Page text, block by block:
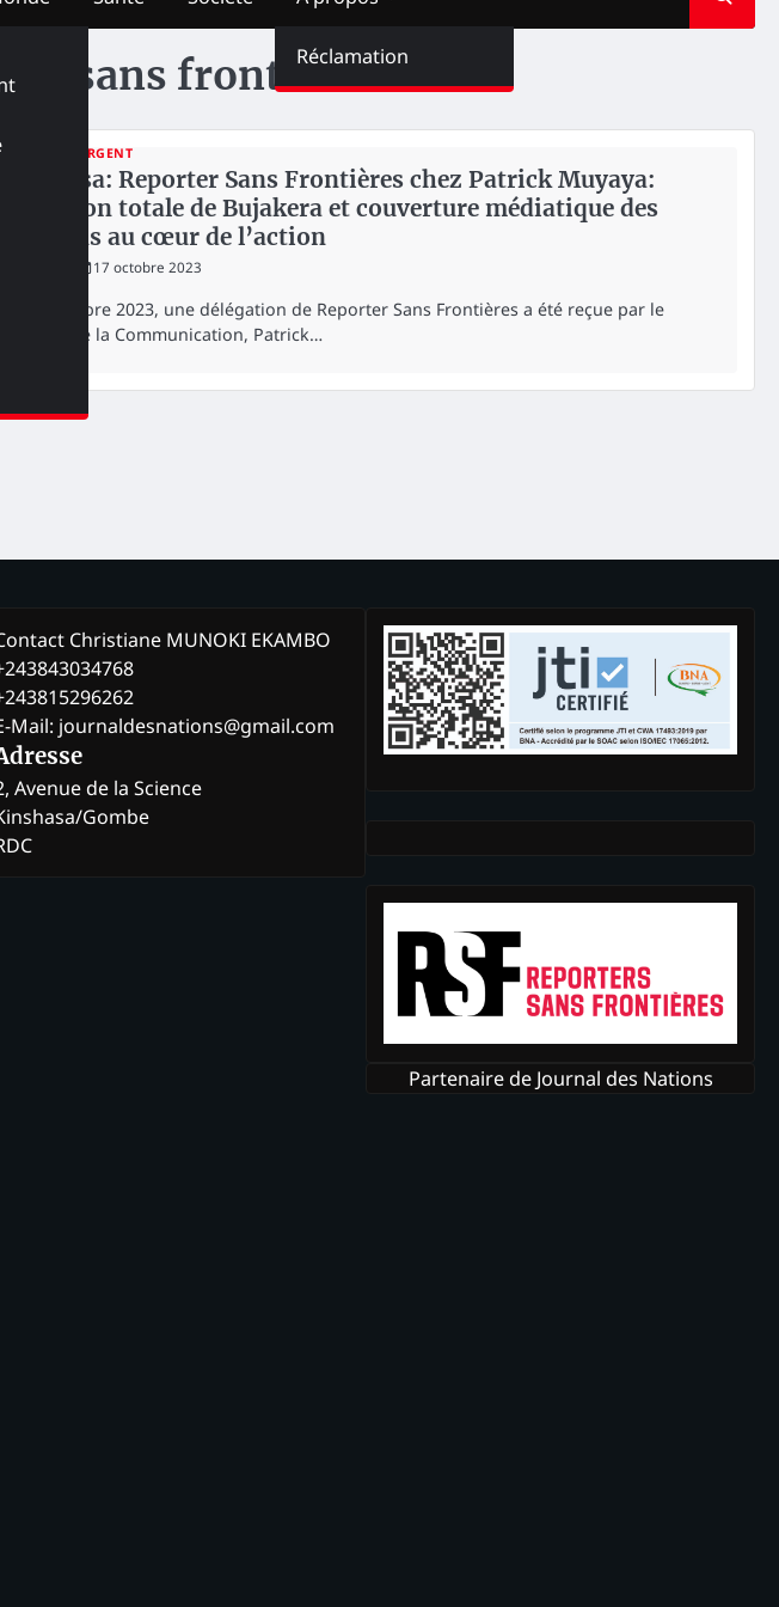
Réclamation
sans frontières
MÉDIAS URGENT
Kinshasa: Reporter Sans Frontières chez Patrick Muyaya:
libération totale de Bujakera et couverture médiatique des
élections au cœur de l’action
17 octobre 2023
Ce 17 octobre 2023, une délégation de Reporter Sans Frontières a été reçue par le
Ministre de la Communication, Patrick…
Christiane MUNOKI EKAMBO
Mail: journaldesnations@gmail.com
Avenue de la Science
Gombe
Partenaire de Journal des Nations